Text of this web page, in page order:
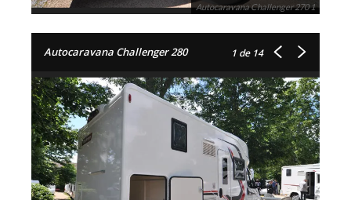
Autocaravana Challenger 270 1
Autocaravana Challenger 280 1 de 14